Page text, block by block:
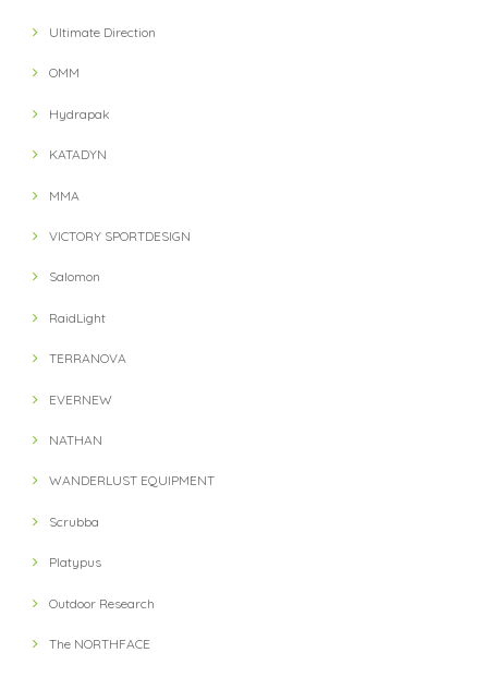
Ultimate Direction
OMM
Hydrapak
KATADYN
MMA
VICTORY SPORTDESIGN
Salomon
RaidLight
TERRANOVA
EVERNEW
NATHAN
WANDERLUST EQUIPMENT
Scrubba
Platypus
Outdoor Research
The NORTHFACE